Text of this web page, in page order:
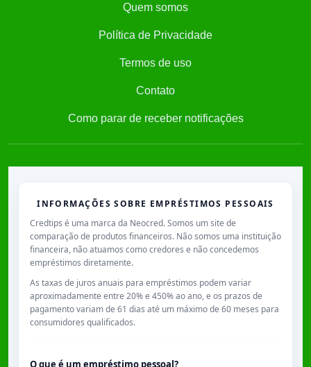
Quem somos
Política de Privacidade
Termos de uso
Contato
Como parar de receber notificações
INFORMAÇÕES SOBRE EMPRÉSTIMOS PESSOAIS
Credtips é uma marca da Neocred. Somos um site de
comparação de produtos financeiros. Não somos uma instituição
financeira, não atuamos como credores e não concedemos
empréstimos diretamente.
As taxas de juros anuais para empréstimos podem variar
aproximadamente entre 20% e 450% ao ano, e os prazos de
pagamento variam de 61 dias até um máximo de 60 meses para
consumidores qualificados.
O que é um empréstimo pessoal?